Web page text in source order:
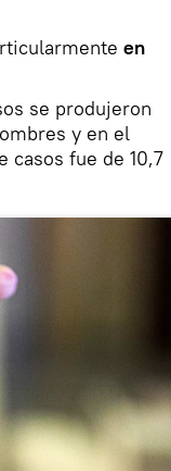
en
se produjeron
y en el
casos fue de 10,7